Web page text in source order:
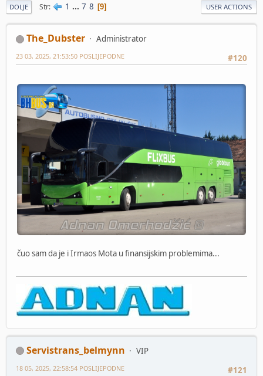
DOLJE Str 1 ... 7 8 9 USER ACTIONS
The_Dubster
Administrator
#120
23 03, 2025, 21:53:50 POSLIJEPODNE
čuo sam da je i Irmaos Mota u finansijskim problemima...
Servistrans_belmynn
VIP
#121
18 05, 2025, 22:58:54 POSLIJEPODNE